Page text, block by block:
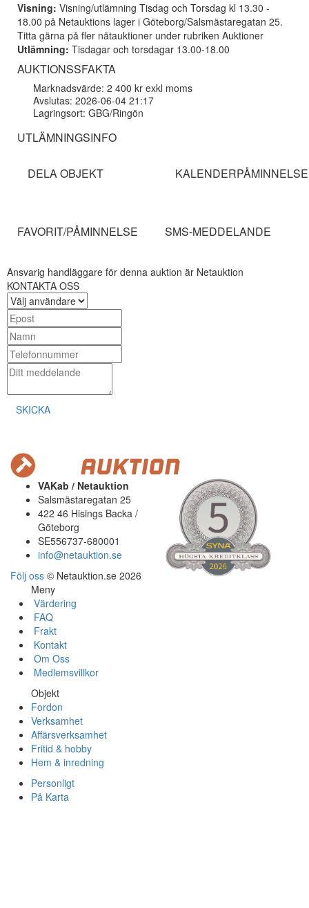
Visning: Visning/utlämning Tisdag och Torsdag kl 13.30 -
18.00 på Netauktions lager i Göteborg/Salsmästaregatan 25.
Titta gärna på fler nätauktioner under rubriken Auktioner
Utlämning: Tisdagar och torsdagar 13.00-18.00
AUKTIONSSFAKTA
Marknadsvärde: 2 400 kr exkl moms
Avslutas: 2026-06-04 21:17
Lagringsort: GBG/Ringön
UTLÄMNINGSINFO
DELA OBJEKT KALENDERPÅMINNELSE
FAVORIT/PÅMINNELSE SMS-MEDDELANDE
Ansvarig handläggare för denna auktion är Netauktion
KONTAKTA OSS
SKICKA
VAKab / Netauktion
Salsmästaregatan 25
422 46 Hisings Backa /
Göteborg
SE556737-680001
info@netauktion.se
Följ oss © Netauktion.se 2026
Meny
Värdering
FAQ
Frakt
Kontakt
Om Oss
Medlemsvillkor
Objekt
Fordon
Verksamhet
Affärsverksamhet
Fritid & hobby
Hem & inredning
Personligt
På Karta